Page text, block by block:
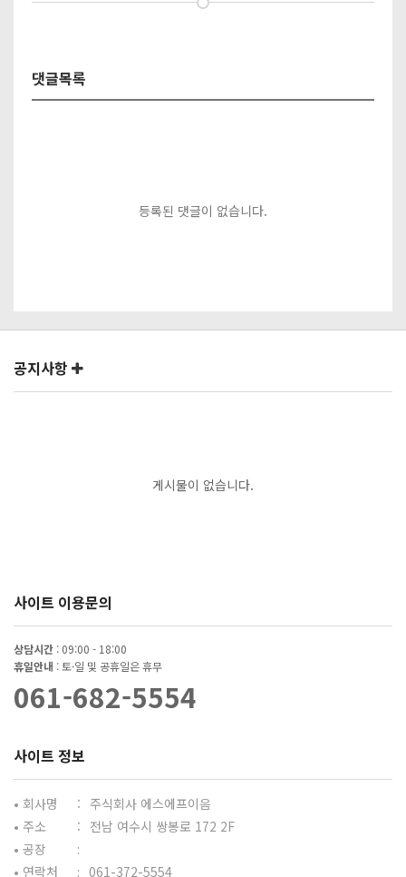
댓글목록
등록된 댓글이 없습니다.
공지사항
게시물이 없습니다.
사이트 이용문의
상담시간 : 09:00 - 18:00
휴일안내 : 토·일 및 공휴일은 휴무
061-682-5554
사이트 정보
• 회사명 : 주식회사 에스에프이음
• 주소
: 전남 여수시 쌍봉로 172 2F
• 공장
:
• 연락처
: 061-372-5554